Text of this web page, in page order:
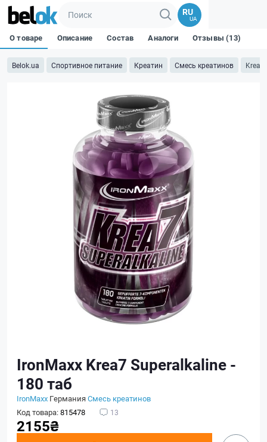
RU
UA
Belok.ua Спортивное питание Креатин Смесь креатинов Krea7
О товаре Описание Состав Аналоги Отзывы (13)
IronMaxx Krea7 Superalkaline -
180 таб
IronMaxx ГерманияСмесь креатинов
Код товара:815478 13
2155₴